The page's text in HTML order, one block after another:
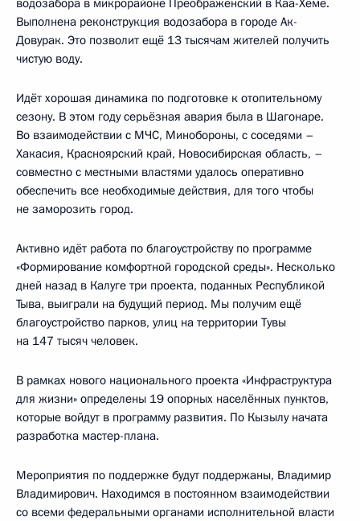
Выполнена реконструкция водозабора в городе Ак-
Довурак. Это позволит ещё 13 тысячам жителей получить
чистую воду.
Идёт хорошая динамика по подготовке к отопительному
сезону. В этом году серьёзная авария была в Шагонаре.
Во взаимодействии с МЧС, Минобороны, с соседями –
Хакасия, Красноярский край, Новосибирская область, –
совместно с местными властями удалось оперативно
обеспечить все необходимые действия, для того чтобы
не заморозить город.
Активно идёт работа по благоустройству по программе
«Формирование комфортной городской среды». Несколько
дней назад в Калуге три проекта, поданных Республикой
Тыва, выиграли на будущий период. Мы получим ещё
благоустройство парков, улиц на территории Тувы
на 147 тысяч человек.
В рамках нового национального проекта «Инфраструктура
для жизни» определены 19 опорных населённых пунктов,
которые войдут в программу развития. По Кызылу начата
разработка мастер-плана.
Мероприятия по поддержке будут поддержаны, Владимир
Владимирович. Находимся в постоянном взаимодействии
со всеми федеральными органами исполнительной власти